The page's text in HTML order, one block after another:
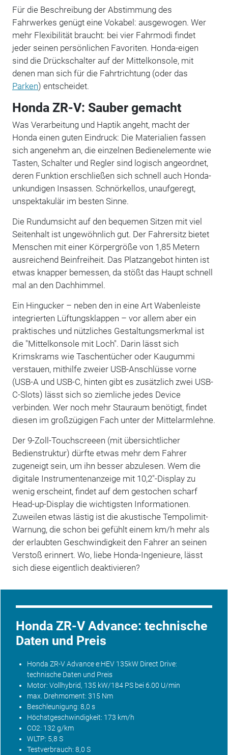
Für die Beschreibung der Abstimmung des
Fahrwerkes genügt eine Vokabel: ausgewogen. Wer
mehr Flexibilität braucht: bei vier Fahrmodi findet
jeder seinen persönlichen Favoriten. Honda-eigen
sind die Drückschalter auf der Mittelkonsole, mit
denen man sich für die Fahrtrichtung (oder das
Parken) entscheidet.
Honda ZR-V: Sauber gemacht
Was Verarbeitung und Haptik angeht, macht der
Honda einen guten Eindruck: Die Materialien fassen
sich angenehm an, die einzelnen Bedienelemente wie
Tasten, Schalter und Regler sind logisch angeordnet,
deren Funktion erschließen sich schnell auch Honda-
unkundigen Insassen. Schnörkellos, unaufgeregt,
unspektakulär im besten Sinne.
Die Rundumsicht auf den bequemen Sitzen mit viel
Seitenhalt ist ungewöhnlich gut. Der Fahrersitz bietet
Menschen mit einer Körpergröße von 1,85 Metern
ausreichend Beinfreiheit. Das Platzangebot hinten ist
etwas knapper bemessen, da stößt das Haupt schnell
mal an den Dachhimmel.
Ein Hingucker – neben den in eine Art Wabenleiste
integrierten Lüftungsklappen – vor allem aber ein
praktisches und nützliches Gestaltungsmerkmal ist
die "Mittelkonsole mit Loch". Darin lässt sich
Krimskrams wie Taschentücher oder Kaugummi
verstauen, mithilfe zweier USB-Anschlüsse vorne
(USB-A und USB-C, hinten gibt es zusätzlich zwei USB-
C-Slots) lässt sich so ziemliche jedes Device
verbinden. Wer noch mehr Stauraum benötigt, findet
diesen im großzügigen Fach unter der Mittelarmlehne.
Der 9-Zoll-Touchscreeen (mit übersichtlicher
Bedienstruktur) dürfte etwas mehr dem Fahrer
zugeneigt sein, um ihn besser abzulesen. Wem die
digitale Instrumentenanzeige mit 10,2"-Display zu
wenig erscheint, findet auf dem gestochen scharf
Head-up-Display die wichtigsten Informationen.
Zuweilen etwas lästig ist die akustische Tempolimit-
Warnung, die schon bei gefühlt einem km/h mehr als
der erlaubten Geschwindigkeit den Fahrer an seinen
Verstoß erinnert. Wo, liebe Honda-Ingenieure, lässt
sich diese eigentlich deaktivieren?
Honda ZR-V Advance: technische
Daten und Preis
Honda ZR-V Advance e:HEV 135kW Direct Drive:
technische Daten und Preis
Motor: Vollhybrid, 135 kW/184 PS bei 6.00 U/min
max. Drehmoment: 315 Nm
Beschleunigung: 8,0 s
Höchstgeschwindigkeit: 173 km/h
CO2: 132 g/km
WLTP: 5,8 S
Testverbrauch: 8,0 S